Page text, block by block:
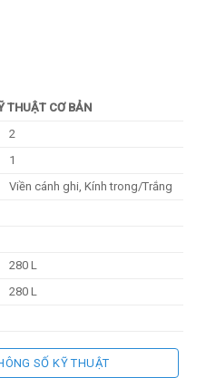
THUẬT CƠ BẢN
2
1
Viền cánh ghi, Kính trong/Trắng
280 L
280 L
SỐ KỸ THUẬT